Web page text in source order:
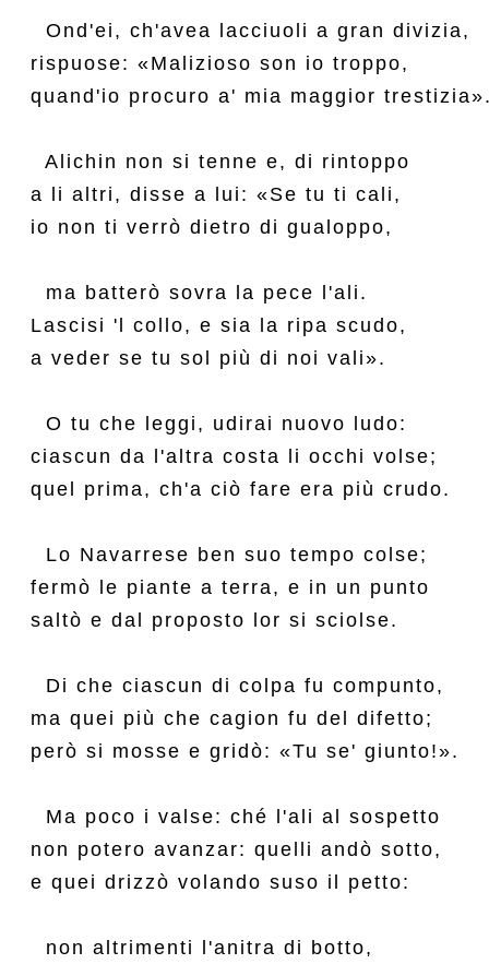
  Ond'ei, ch'avea lacciuoli a gran divizia,
rispuose: «Malizioso son io troppo,
quand'io procuro a' mia maggior
  Alichin non si tenne e, di rintoppo
a li altri, disse a lui: «Se tu ti cali,
io non ti verrò dietro di gualoppo,
  ma batterò sovra la pece l'ali.
Lascisi 'l collo, e sia la ripa scudo,
a veder se tu sol più di noi vali».
  O tu che leggi, udirai nuovo ludo:
ciascun da l'altra costa li occhi volse;
quel prima, ch'a ciò fare era più crudo.
  Lo Navarrese ben suo tempo colse;
fermò le piante a terra, e in un punto
saltò e dal proposto lor si sciolse.
  Di che ciascun di colpa fu compunto,
ma quei più che cagion fu del difetto;
però si mosse e gridò: «Tu se' giunto!».
  Ma poco i valse: ché l'ali al sospetto
non potero avanzar: quelli andò sotto,
e quei drizzò volando suso il petto:
  non altrimenti l'anitra di botto,